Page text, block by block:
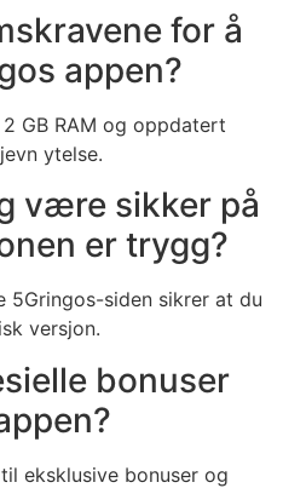
for å
appen?
GB RAM og oppdatert
ytelse.
være sikker på
er trygg?
5Gringos-siden sikrer at du
versjon.
bonuser
eksklusive bonuser og